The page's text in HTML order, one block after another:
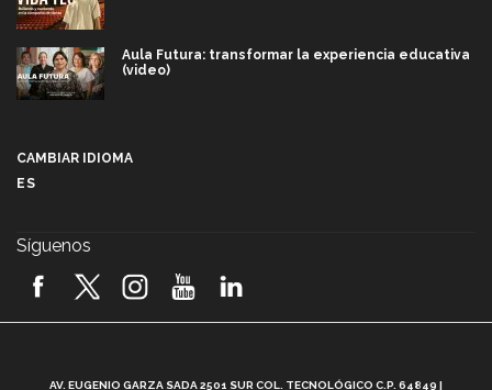
Aula Futura: transformar la experiencia educativa
(video)
2026! (video)
CAMBIAR IDIOMA
ES
Síguenos
AV. EUGENIO GARZA SADA 2501 SUR COL. TECNOLÓGICO C.P. 64849 |